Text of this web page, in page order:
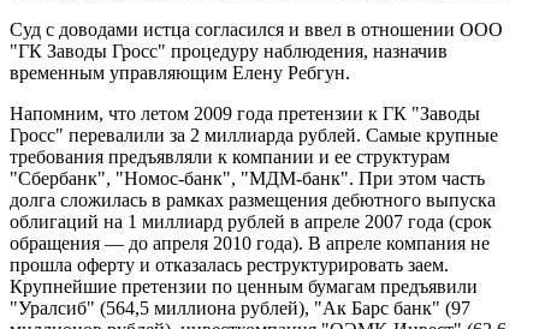
Суд с доводами истца согласился и ввел в отношении ООО
"ГК Заводы Гросс" процедуру наблюдения, назначив
временным управляющим Елену Ребгун.
Напомним, что летом 2009 года претензии к ГК "Заводы
Гросс" перевалили за 2 миллиарда рублей. Самые крупные
требования предъявляли к компании и ее структурам
"Сбербанк", "Номос-банк", "МДМ-банк". При этом часть
долга сложилась в рамках размещения дебютного выпуска
облигаций на 1 миллиард рублей в апреле 2007 года (срок
обращения — до апреля 2010 года). В апреле компания не
прошла оферту и отказалась реструктурировать заем.
Крупнейшие претензии по ценным бумагам предъявили
"Уралсиб" (564,5 миллиона рублей), "Ак Барс банк" (97